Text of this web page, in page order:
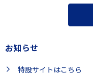
お知らせ
特設サイトはこちら